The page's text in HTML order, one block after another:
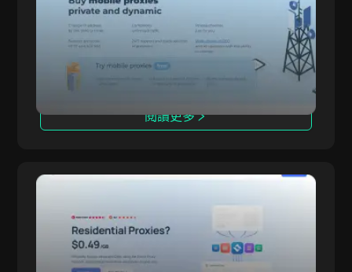
MobileProxySpace
MobileProxy.Space 是一項移動代理服務，支援
在 40 多個國家切換地理位置，並接入 171 家行動
運營商。我們提供專屬代理，支援無限流量，協助
您安全完成 SMM、聯盟行銷、資料解析與應用測
試等任務。
閱讀更多
Evomi
Evomi 每 GB 僅需 0.49 美元的住宅代理是市場上
最實惠的。它們以高速且可靠的方式收集資料，且
不犧牲品質，非常適合高效網頁抓取與無阻礙的資
料分析，不受封鎖與驗證碼干擾。